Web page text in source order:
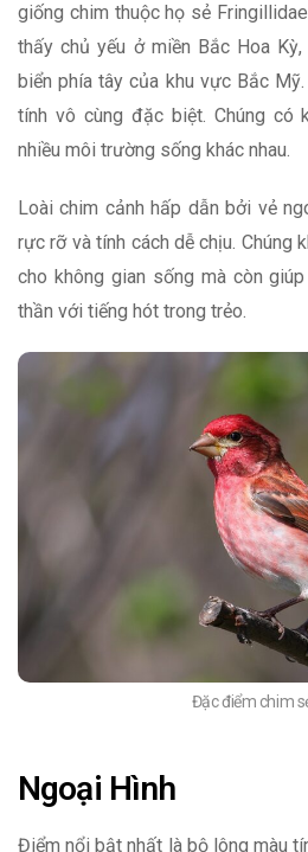
giống chim thuộc họ sẻ
thấy chủ yếu ở miền Bắc Hoa
biển phía tây của khu vực Bắc
tính vô cùng đặc biệt. Chúng có
nhiều môi trường sống khác nhau.
Loài chim cảnh hấp dẫn bởi vẻ
rực rỡ và tính cách dễ chịu. Chúng
cho không gian sống mà còn
thần với tiếng hót trong trẻo.
Đặc điểm chim
Ngoại Hình
Điểm nổi bật nhất là bộ lông màu